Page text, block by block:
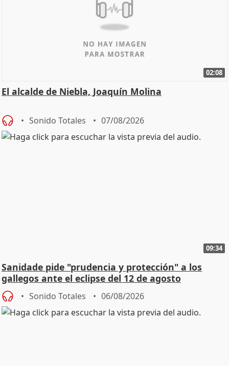
02:08
El alcalde de Niebla, Joaquín Molina
Sonido Totales 07/08/2026
09:34
Sanidade pide "prudencia y protección" a los
gallegos ante el eclipse del 12 de agosto
Sonido Totales 06/08/2026